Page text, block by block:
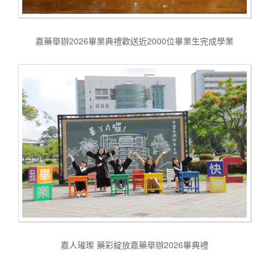
嘉藥舉辦2026畢業典禮歡送近2000位畢業生完成學業
嘉人璀璨 藥彩綻放嘉藥舉辦2026畢典禮